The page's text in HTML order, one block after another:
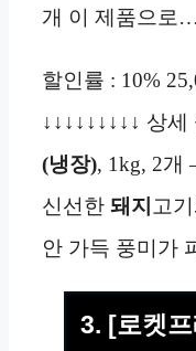
개 이 제품으로…
할인률 : 10%
↓↓↓↓↓↓↓↓↓ 상세
(냉장), 1kg, 2개
신선한 돼지 고
안 가득 풍미가
3. [로켓